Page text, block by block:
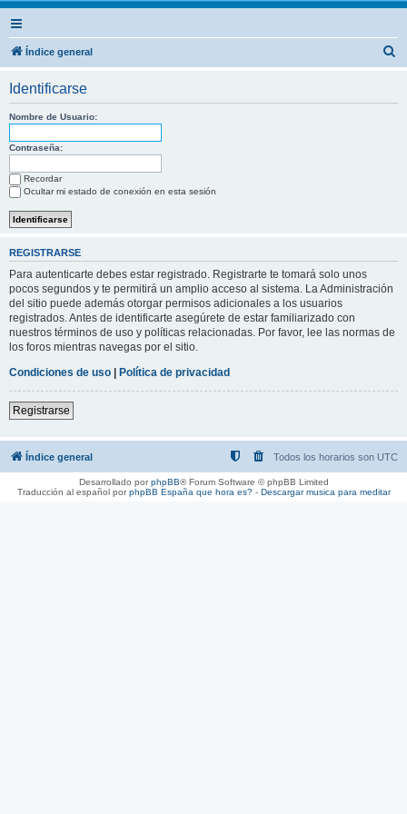
Índice general
Identificarse
Nombre de Usuario:
Contraseña:
Recordar
Ocultar mi estado de conexión en esta sesión
REGISTRARSE
Para autenticarte debes estar registrado. Registrarte te tomará solo unos
pocos segundos y te permitirá un amplio acceso al sistema. La Administración
del sitio puede además otorgar permisos adicionales a los usuarios
registrados. Antes de identificarte asegúrete de estar familiarizado con
nuestros términos de uso y políticas relacionadas. Por favor, lee las normas de
los foros mientras navegas por el sitio.
Condiciones de uso | Política de privacidad
Registrarse
Índice general Todos los horarios son UTC
Desarrollado porphpBB® Forum Software © phpBB Limited
Traducción al español porphpBB España que hora es?- Descargar musica para meditar